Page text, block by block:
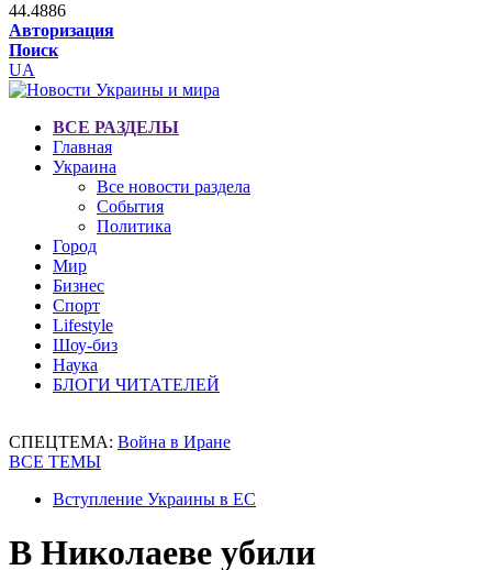
44.4886
Авторизация
Поиск
UA
ВСЕ РАЗДЕЛЫ
Главная
Украина
Все новости раздела
События
Политика
Город
Мир
Бизнес
Спорт
Lifestyle
Шоу-биз
Наука
БЛОГИ ЧИТАТЕЛЕЙ
СПЕЦТЕМА: Война в Иране
ВСЕ ТЕМЫ
Вступление Украины в ЕС
В Николаеве убили